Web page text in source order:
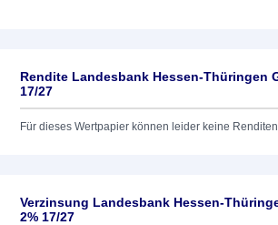
Rendite Landesbank Hessen-Thüringen
17/27
Für dieses Wertpapier können leider keine
Verzinsung Landesbank Hessen-
2% 17/27